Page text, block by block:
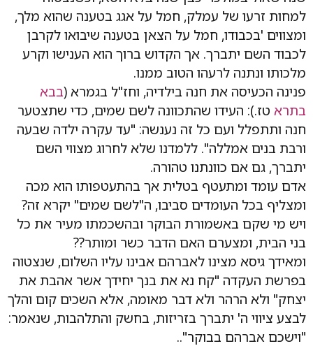
למחות זרעו של עמלק, חמל על אגג בטענה שהוא מלך,
ומצווים 'בכבודו, חמל על הצאן בטענה שיבואו לקרבן
לכבוד השם יתברך. אך הקדוש ברוך הוא הענישו וקרע
מלכותו ונתנה לרעהו הטוב ממנו.
פנינה הכעיסה את חנה בילדיה, וחז"ל בגמרא (בבא
בתרא טז.): העידו שהתכוונה לשם שמים, כדי שתצטער
חנה ותתפלל ועם כל זה נענשה: "עד עקרה ילדה שבעה
ורבת בנים אמללה". ללמדנו שלא לחרוג מצווי השם
יתברך, גם אם כוונתנו טהורה.
אדם עומד ומתעטף בטלית אך בהתעטפותו הוא מכה
ומצליף בכל העומדים סביבו, ה"לשם שמים" יקרא זה?
ויש מי שקם באשמורת הבוקר ובהשכמתו מעיר את כל
בני הבית, ומצערם האם הדבר כשר ומותר??
ומאידך גיסא מצינו לאברהם אבינו עליו השלום, שנצטוה
בפרשת העקדה "קח נא את בנך יחידך אשר אהבת את
יצחק" ולא הרהר ולא דבר מאומה, אלא השכים קום והלך
לבצע ציווי ה' יתברך בזריזות, בחשק והתלהבות, שנאמר:
"וישכם אברהם בבוקר"..